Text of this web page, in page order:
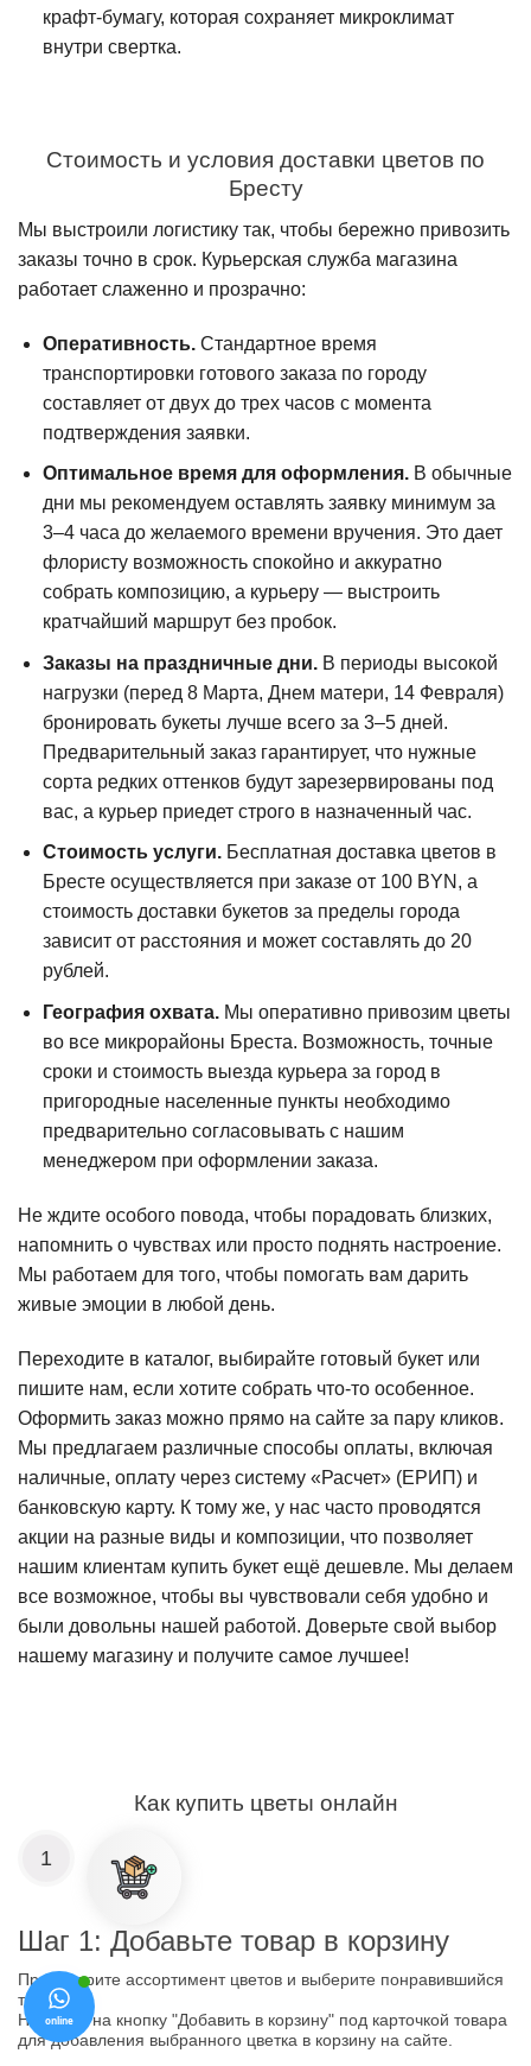
крафт-бумагу, которая сохраняет микроклимат
внутри свертка.
Стоимость и условия доставки цветов по
Бресту
Мы выстроили логистику так, чтобы бережно привозить
заказы точно в срок. Курьерская служба магазина
работает слаженно и прозрачно:
Оперативность.Стандартное время
транспортировки готового заказа по городу
составляет от двух до трех часов с момента
подтверждения заявки.
Оптимальное время для оформления.В обычные
дни мы рекомендуем оставлять заявку минимум за
3–4 часа до желаемого времени вручения. Это дает
флористу возможность спокойно и аккуратно
собрать композицию, а курьеру — выстроить
кратчайший маршрут без пробок.
Заказы на праздничные дни.В периоды высокой
нагрузки (перед 8 Марта, Днем матери, 14 Февраля)
бронировать букеты лучше всего за 3–5 дней.
Предварительный заказ гарантирует, что нужные
сорта редких оттенков будут зарезервированы под
вас, а курьер приедет строго в назначенный час.
Стоимость услуги.Бесплатная доставка цветов в
Бресте осуществляется при заказе от 100 BYN, а
стоимость доставки букетов за пределы города
зависит от расстояния и может составлять до 20
рублей.
География охвата.Мы оперативно привозим цветы
во все микрорайоны Бреста. Возможность, точные
сроки и стоимость выезда курьера за город в
пригородные населенные пункты необходимо
предварительно согласовывать с нашим
менеджером при оформлении заказа.
Не ждите особого повода, чтобы порадовать близких,
напомнить о чувствах или просто поднять настроение.
Мы работаем для того, чтобы помогать вам дарить
живые эмоции в любой день.
Переходите в каталог, выбирайте готовый букет или
пишите нам, если хотите собрать что-то особенное.
Оформить заказ можно прямо на сайте за пару кликов.
Мы предлагаем различные способы оплаты, включая
наличные, оплату через систему «Расчет» (ЕРИП) и
банковскую карту. К тому же, у нас часто проводятся
акции на разные виды и композиции, что позволяет
нашим клиентам купить букет ещё дешевле. Мы делаем
все возможное, чтобы вы чувствовали себя удобно и
были довольны нашей работой. Доверьте свой выбор
нашему магазину и получите самое лучшее!
Как купить цветы онлайн
1
Шаг 1: Добавьте товар в корзину
Просмотрите ассортимент цветов и выберите понравившийся
товар.
Нажмите на кнопку "Добавить в корзину" под карточкой товара
для добавления выбранного цветка в корзину на сайте.